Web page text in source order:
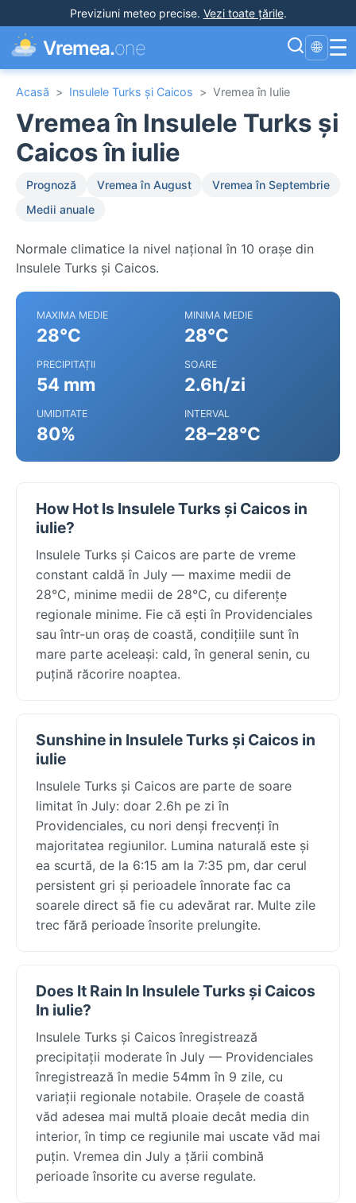
Previziuni meteo precise. Vezi toate țările.
Vremea.one 🌐 ☰
Acasă > Insulele Turks și Caicos > Vremea în Iulie
Vremea în Insulele Turks și
Caicos în iulie
Prognoză Vremea în August
Vremea în Septembrie
Medii anuale
Normale climatice la nivel național în 10 orașe din
Insulele Turks și Caicos.
MAXIMA MEDIE
28°C
MINIMA MEDIE
28°C
PRECIPITAȚII
54 mm
SOARE
2.6h/zi
UMIDITATE
80%
INTERVAL
28–28°C
How Hot Is Insulele Turks și Caicos in
iulie?
Insulele Turks și Caicos are parte de vreme
constant caldă în July — maxime medii de
28°C, minime medii de 28°C, cu diferențe
regionale minime. Fie că ești în Providenciales
sau într-un oraș de coastă, condițiile sunt în
mare parte aceleași: cald, în general senin, cu
puțină răcorire noaptea.
Sunshine in Insulele Turks și Caicos in
iulie
Insulele Turks și Caicos are parte de soare
limitat în July: doar 2.6h pe zi în
Providenciales, cu nori denși frecvenți în
majoritatea regiunilor. Lumina naturală este și
ea scurtă, de la 6:15 am la 7:35 pm, dar cerul
persistent gri și perioadele înnorate fac ca
soarele direct să fie cu adevărat rar. Multe zile
trec fără perioade însorite prelungite.
Does It Rain In Insulele Turks și Caicos
In iulie?
Insulele Turks și Caicos înregistrează
precipitații moderate în July — Providenciales
înregistrează în medie 54mm în 9 zile, cu
variații regionale notabile. Orașele de coastă
văd adesea mai multă ploaie decât media din
interior, în timp ce regiunile mai uscate văd mai
puțin. Vremea din July a țării combină
perioade însorite cu averse regulate.